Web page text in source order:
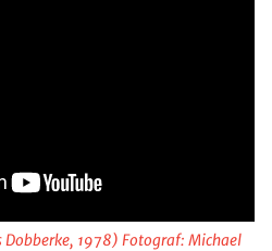
Dobberke, 1978) Fotograf: Michael